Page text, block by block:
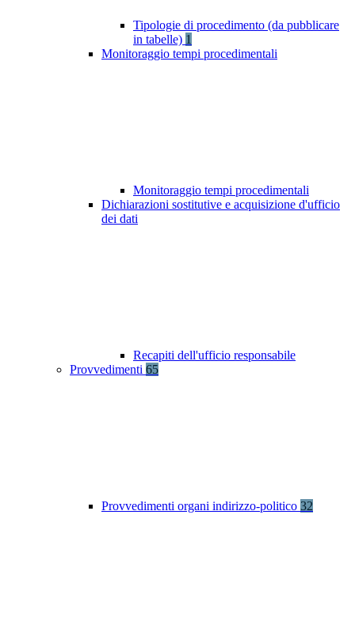
Tipologie di procedimento (da pubblicare
in tabelle) 1
Monitoraggio tempi procedimentali
Monitoraggio tempi procedimentali
Dichiarazioni sostitutive e acquisizione d'ufficio
dei dati
Recapiti dell'ufficio responsabile
Provvedimenti 65
Provvedimenti organi indirizzo-politico 32